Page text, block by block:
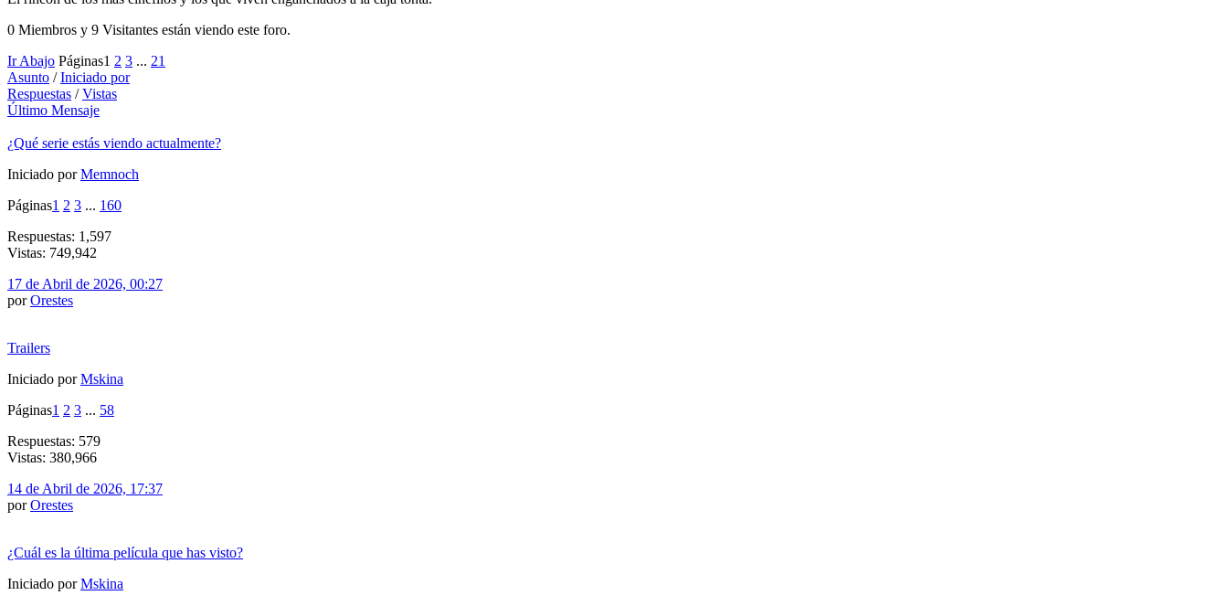
0 Miembros y 9 Visitantes están viendo este foro.
Ir Abajo Páginas1 2 3 ... 21
Asunto /Iniciado por
Respuestas /Vistas
Último Mensaje
¿Qué serie estás viendo actualmente?
Iniciado porMemnoch
Páginas1 2 3 ... 160
Respuestas: 1,597
Vistas: 749,942
17 de Abril de 2026, 00:27
porOrestes
Trailers
Iniciado porMskina
Páginas1 2 3 ... 58
Respuestas: 579
Vistas: 380,966
14 de Abril de 2026, 17:37
porOrestes
¿Cuál es la última película que has visto?
Iniciado porMskina